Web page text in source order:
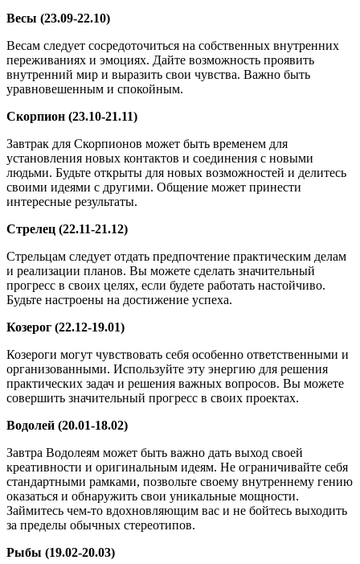
Весы (23.09-22.10)
Весам следует сосредоточиться на собственных внутренних
переживаниях и эмоциях. Дайте возможность проявить
внутренний мир и выразить свои чувства. Важно быть
уравновешенным и спокойным.
Скорпион (23.10-21.11)
Завтрак для Скорпионов может быть временем для
установления новых контактов и соединения с новыми
людьми. Будьте открыты для новых возможностей и делитесь
своими идеями с другими. Общение может принести
интересные результаты.
Стрелец (22.11-21.12)
Стрельцам следует отдать предпочтение практическим делам
и реализации планов. Вы можете сделать значительный
прогресс в своих целях, если будете работать настойчиво.
Будьте настроены на достижение успеха.
Козерог (22.12-19.01)
Козероги могут чувствовать себя особенно ответственными и
организованными. Используйте эту энергию для решения
практических задач и решения важных вопросов. Вы можете
совершить значительный прогресс в своих проектах.
Водолей (20.01-18.02)
Завтра Водолеям может быть важно дать выход своей
креативности и оригинальным идеям. Не ограничивайте себя
стандартными рамками, позвольте своему внутреннему гению
оказаться и обнаружить свои уникальные мощности.
Займитесь чем-то вдохновляющим вас и не бойтесь выходить
за пределы обычных стереотипов.
Рыбы (19.02-20.03)